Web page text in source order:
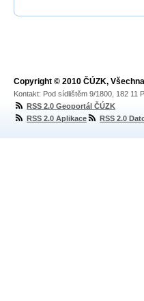
Copyright © 2010 ČÚZK,
Kontakt: Pod sídlištěm 9/1800, 182 11
RSS 2.0 Geoportál ČÚZK
RSS 2.0 Aplikace
RSS 2.0